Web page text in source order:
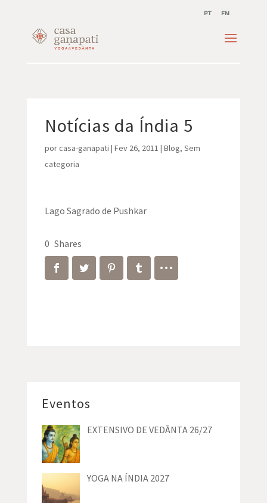
PT EN
Notícias da Índia 5
porcasa-ganapati | Fev 26, 2011 | Blog, Sem
categoria
Lago Sagrado de Pushkar
0 Shares
Eventos
EXTENSIVO DE VEDĀNTA 26/27
YOGA NA ÍNDIA 2027